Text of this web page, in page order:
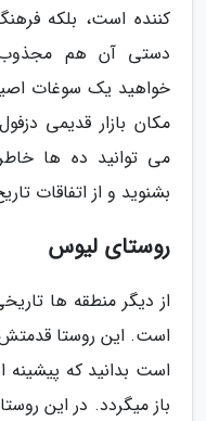
کننده است، بلکه
دستی آن هم مجذوب
خواهید یک سوغات اصیل
مکان بازار قدیمی
می توانید ده ها
بشنوید و از اتفاقات
روستای لیوس
از دیگر منطقه ها
است. این روستا
است بدانید که
باز میگردد. در این